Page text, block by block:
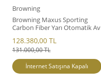
Browning
Browning Maxus Sporting
Carbon Fiber Yarı Otomatik Av
128.380,00 TL
131.000,00 TL
İnternet Satışına Kapalı